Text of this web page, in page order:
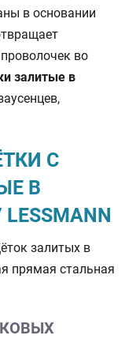
в основании
во
залитые в
С
В
залитых в
прямая стальная